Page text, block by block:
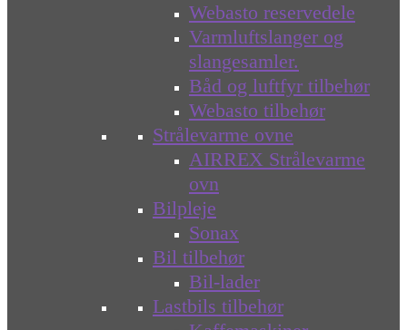
Webasto reservedele
Varmluftslanger og
slangesamler.
Båd og luftfyr tilbehør
Webasto tilbehør
Strålevarme ovne
AIRREX Strålevarme
ovn
Bilpleje
Sonax
Bil tilbehør
Bil-lader
Lastbils tilbehør